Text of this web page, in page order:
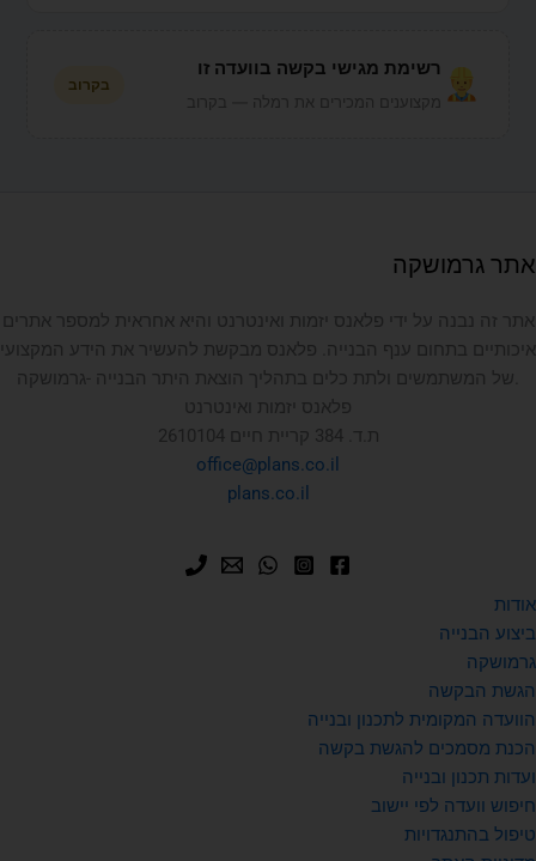
רשימת מגישי בקשה בוועדה זו
בקרוב
אתר גרמושקה
אתר זה נבנה על ידי פלאנס יזמות ואינטרנט והיא אחראית למספר אתרים
איכותיים בתחום ענף הבנייה. פלאנס מבקשת להעשיר את הידע המקצועי
פלאנס יזמות ואינטרנט
ת.ד. 384 קריית חיים 2610104
office@plans.co.il
plans.co.il
אודות
ביצוע הבנייה
גרמושקה
הגשת הבקשה
הוועדה המקומית לתכנון ובנייה
הכנת מסמכים להגשת בקשה
ועדות תכנון ובנייה
חיפוש וועדה לפי יישוב
טיפול בהתנגדויות